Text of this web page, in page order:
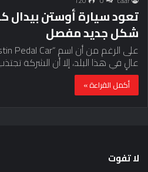
تعود سيارة أوستن بيدال
شكل جديد مفصل
عالٍ في هذا البلد، إلا أن الشركة
أكمل القراءة »
لا تفوت